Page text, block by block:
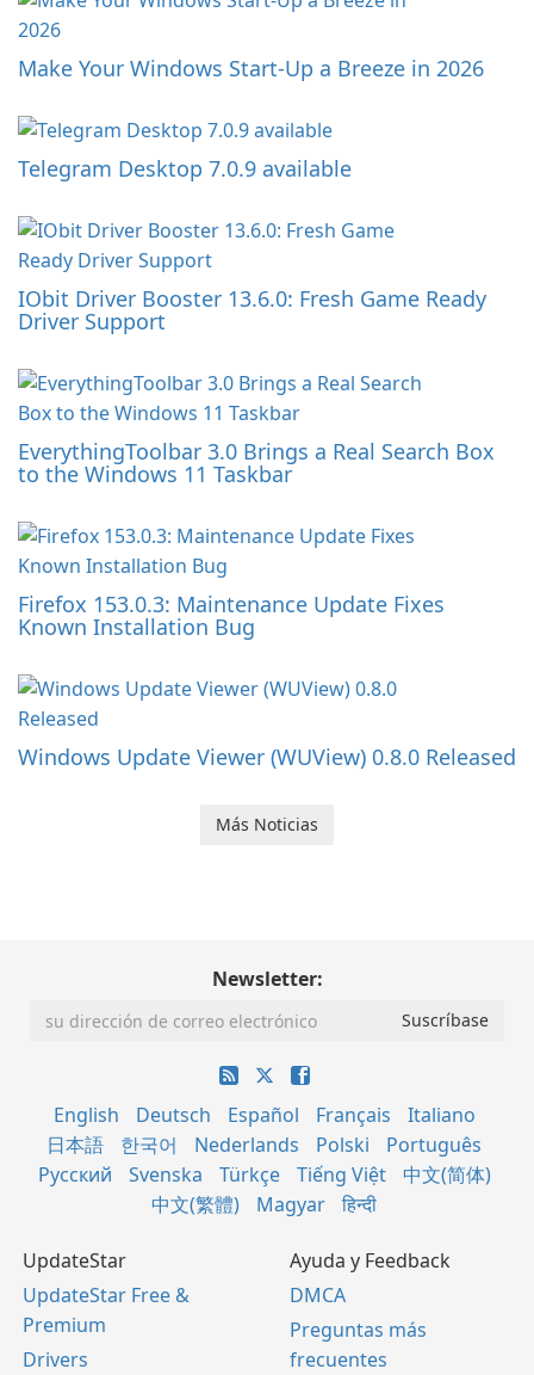
Make Your Windows Start-Up a Breeze in 2026
Telegram Desktop 7.0.9 available
IObit Driver Booster 13.6.0: Fresh Game Ready
Driver Support
EverythingToolbar 3.0 Brings a Real Search Box
to the Windows 11 Taskbar
Firefox 153.0.3: Maintenance Update Fixes
Known Installation Bug
Windows Update Viewer (WUView) 0.8.0 Released
Más Noticias
Newsletter:
English Deutsch Español Français
Italiano
日本語
한국어 Nederlands Polski
Português
Русский
Svenska Türkçe Tiếng Việt
中文(简体)
中文(繁體)
Magyar हिन्दी
UpdateStar
UpdateStar Free &
Premium
Drivers
Ayuda y Feedback
DMCA
Preguntas más
frecuentes